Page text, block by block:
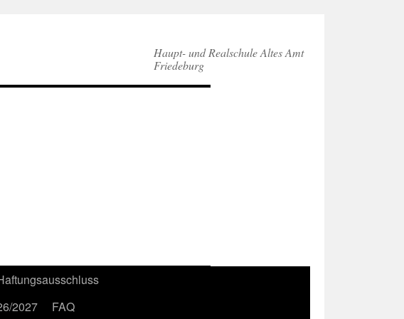
Haupt- und Realschule Altes Amt
Friedeburg
2027 FAQ